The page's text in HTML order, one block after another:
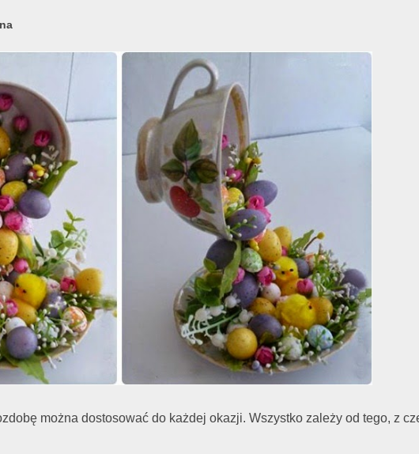
można dostosować do każdej okazji. Wszystko zależy od tego, z